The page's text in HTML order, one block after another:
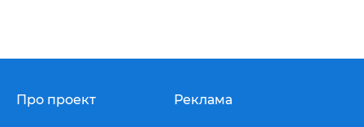
Про проект Реклама